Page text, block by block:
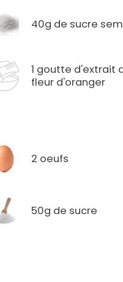
40g de sucre
1 goutte d'extrait
fleur d'oranger
2 oeufs
50g de sucre